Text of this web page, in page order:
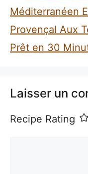
Méditerranéen
Provençal Aux
Prêt en 30
Laisser un
Recipe Rating